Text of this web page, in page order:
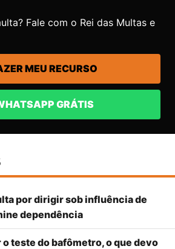
Fale com o Rei das Multas e
MEU RECURSO
GRÁTIS
por dirigir sob influência de
dependência
teste do bafômetro, o que devo